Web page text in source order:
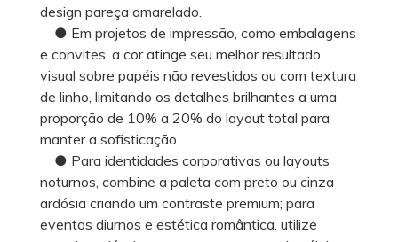
design pareça amarelado.
● Em projetos de impressão, como embalagens
e convites, a cor atinge seu melhor resultado
visual sobre papéis não revestidos ou com textura
de linho, limitando os detalhes brilhantes a uma
proporção de 10% a 20% do layout total para
manter a sofisticação.
● Para identidades corporativas ou layouts
noturnos, combine a paleta com preto ou cinza
ardósia criando um contraste premium; para
eventos diurnos e estética romântica, utilize